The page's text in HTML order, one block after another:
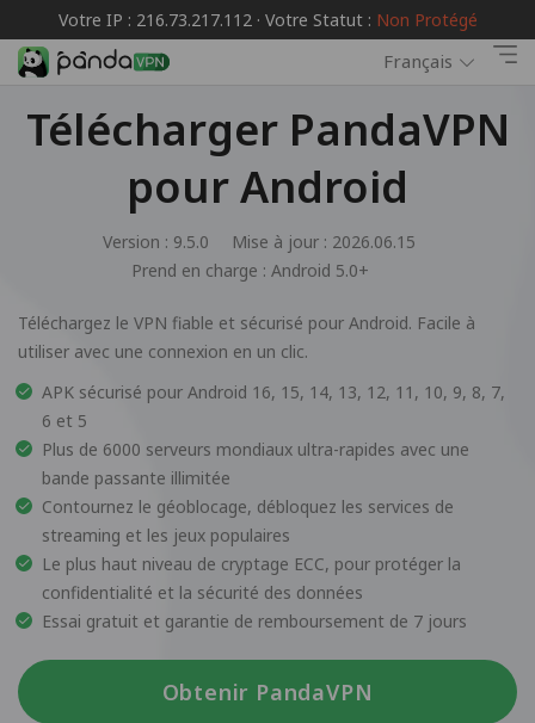
Votre IP : 216.73.217.112 · Votre Statut : Non Protégé
Français
Télécharger PandaVPN
pour Android
Version : 9.5.0
Mise à jour : 2026.06.15
Prend en charge : Android 5.0+
Téléchargez le VPN fiable et sécurisé pour Android. Facile à
utiliser avec une connexion en un clic.
APK sécurisé pour Android 16, 15, 14, 13, 12, 11, 10, 9, 8, 7,
6 et 5
Plus de 6000 serveurs mondiaux ultra-rapides avec une
bande passante illimitée
Contournez le géoblocage, débloquez les services de
streaming et les jeux populaires
Le plus haut niveau de cryptage ECC, pour protéger la
confidentialité et la sécurité des données
Essai gratuit et garantie de remboursement de 7 jours
Obtenir PandaVPN